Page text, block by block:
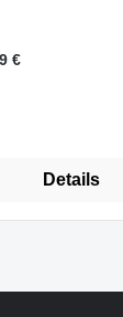
€
Details